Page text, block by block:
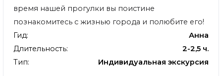
время нашей прогулки вы поистине
познакомитесь с жизнью города и полюбите его!
Гид:
Анна
Длительность:
2-2,5 ч.
Тип:
Индивидуальная экскурсия